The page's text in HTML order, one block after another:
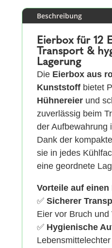
Beschreibung
Eierbox für 12
Transport &
Lagerung
Die Eierbox aus
Kunststoffbietet
Hühnereierund
zuverlässig beim
der Aufbewahrung
Dank der
sie in jedes
eine geordnete
Vorteile auf einen
✅ Sicherer
Eier vor Bruch und
✅ Hygienische